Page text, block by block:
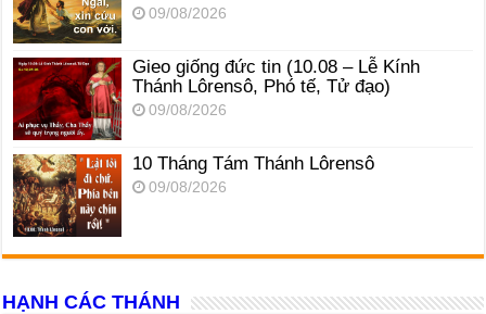
09/08/2026
Gieo giống đức tin (10.08 – Lễ Kính
Thánh Lôrensô, Phó tế, Tử đạo)
09/08/2026
10 Tháng Tám Thánh Lôrensô
09/08/2026
HẠNH CÁC THÁNH